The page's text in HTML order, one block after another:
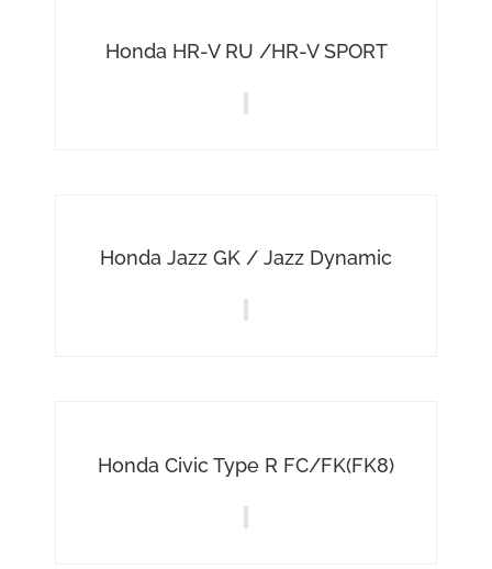
Honda HR-V RU /HR-V SPORT
Honda Jazz GK / Jazz Dynamic
Honda Civic Type R FC/FK(FK8)